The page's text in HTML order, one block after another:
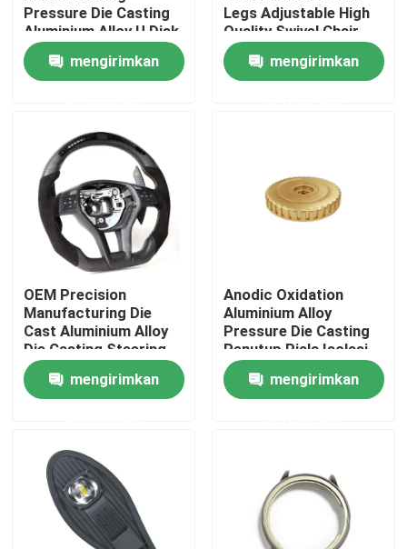
Rumah
Produk
Tentang Kami
Tur Pabrik
Kontrol Kualitas
Hubungi Kami
Berita
Cetakan Injeksi Otomatis
Bagian peralatan rumah tangga Cetakan injeksi
Pressure Die Casting
Aluminium Alloy U Disk
Shell
mengirimkan
Legs Adjustable High
Quality Swivel Chair
Base
mengirimkan
OEM Precision
Manufacturing Die
Cast Aluminium Alloy
Die Casting Steering
Wheel Auto Parts
mengirimkan
Anodic Oxidation
Aluminium Alloy
Pressure Die Casting
Penutup Piala Isolasi
Disesuaikan
mengirimkan